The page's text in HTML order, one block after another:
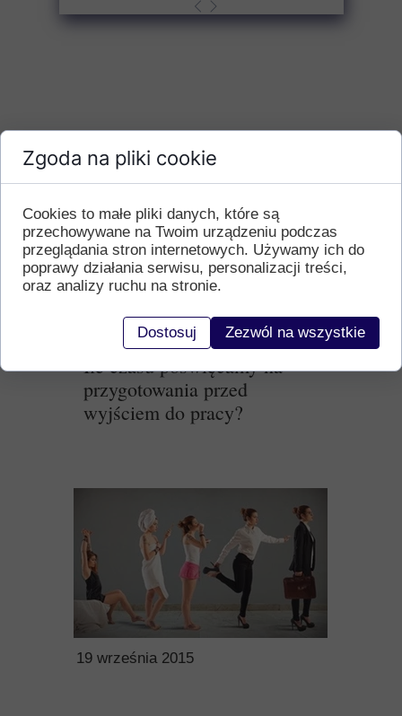
Ile czasu poświęcamy na
przygotowania przed
wyjściem do pracy?
19 września 2015
Zgoda na pliki cookie
Cookies to małe pliki danych, które są
przechowywane na Twoim urządzeniu podczas
przeglądania stron internetowych. Używamy ich do
poprawy działania serwisu, personalizacji treści,
oraz analizy ruchu na stronie.
Dostosuj Zezwól na wszystkie